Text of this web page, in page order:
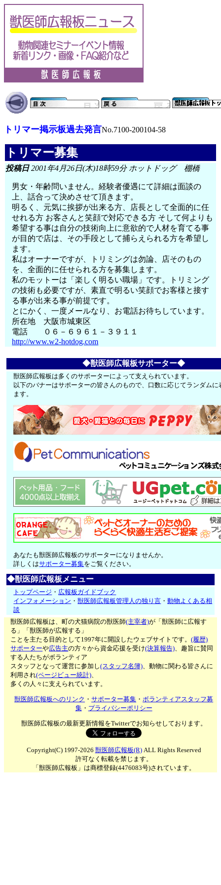
トリマー掲示板過去発言No.7100-200104-58
トリマー募集
投稿日2001年4月26日(木)18時59分 ホットドッグ 棚橋
男女・年齢問いません。経験者優遇にて詳細は面談の
上、話合って決めさせて頂きます。
明るく、元気に挨拶が出来る方、店長として全面的に任
せれる方 お客さんと笑顔で対応できる方 そして何よりも
希望する事は自分の技術向上に意欲的で人材を育てる事
が目的で店は、その手段として捕らえられる方を希望し
ます。
私はオーナーですが、トリミングは勿論、店そのもの
を、全面的に任せられる方を募集します。
私のモットーは「楽しく明るい職場」です。トリミング
の技術も必要ですが、素直で明るい笑顔でお客様と接す
る事が出来る事が前提です。
とにかく、一度メールなり、お電話お待ちしています。
所在地 大阪市城東区
電話 ０６－６９６１－３９１１
http://www.w2-hotdog.com
◆獣医師広報板サポーター◆
獣医師広報板は多くのサポーターによって支えられています。
以下のバナーはサポーターの皆さんのもので、口数に応じてランダムに
ます。
あなたも獣医師広報板のサポーターになりませんか。
詳しくはサポーター募集をご覧ください。
◆獣医師広報板メニュー
トップページ ・ 広報板ガイドブック
インフォメーション ・獣医師広報板管理人の独り言 ・動物よくある相
談
獣医師広報板は、町の犬猫病院の獣医師(主宰者)が「獣医師に広報す
る」「獣医師が広報する」
ことを主たる目的として1997年に開設したウェブサイトです。(履歴)
サポーターや広告主の方々から資金応援を受け(決算報告)、趣旨に賛同
する人たちがボランティア
スタッフとなって運営に参加し(スタッフ名簿)、動物に関わる皆さんに
利用され(ページビュー統計)、
多くの人々に支えられています。
獣医師広報板へのリンク ・サポーター募集 ・ボランティアスタッフ募
集・ プライバシーポリシー
獣医師広報板の最新更新情報をTwitterでお知らせしております。
Copyright(C) 1997-2026 獣医師広報板(R)ALL Rights Reserved
許可なく転載を禁じます。
「獣医師広報板」は商標登録(4476083号)されています。